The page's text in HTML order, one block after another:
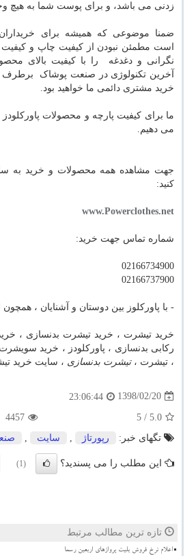
زدنی می باشد، و برای پوست شما به هیچ
ضمنا موضوعی که همیشه برای
است مطمئن نبودن از کیفیت چاپ و کیفیت
نگرانی و دغدغه را با کیفیت بالای
آخرین تکنولوژی در صنعت پوشاک برطرف
خرید مشتری دائمی ما خواهید بود.
ما برای کیفیت پارچه و محصولات
می دهیم.
جهت مشاهده همه محصولات و خرید به
کنید:
www.Powerclothes.net
شماره تماس جهت خرید:
02166734900
02166737900
- با پاورکلوز بین دوستان و آشنایان ،
خرید تیشرت ، خرید تیشرت بدنسازی ،
رکابی بدنسازی ، پاورکلودز ، خرید
، تیشرت ،تیشرت بدنسازی ، سایت خرید
1398/02/20
23:06:44
5.0
/ 5
4457
تگهای خبر:
رپورتاژ , سایت ,
این مطلب را می پسندید؟ (1)
تازه ترین مطالب مرتبط
اعلام نرخ فروش بلیت پروازهای اربعین رسما